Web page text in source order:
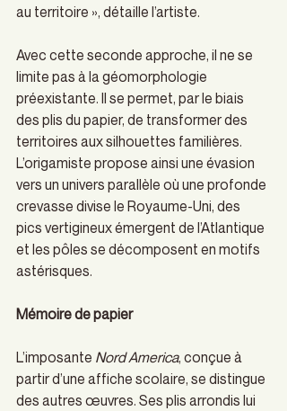
au territoire », détaille l’artiste.
Avec cette seconde approche, il ne se
limite pas à la géomorphologie
préexistante. Il se permet, par le biais
des plis du papier, de transformer des
territoires aux silhouettes familières.
L’origamiste propose ainsi une évasion
vers un univers parallèle où une profonde
crevasse divise le Royaume-Uni, des
pics vertigineux émergent de l’Atlantique
et les pôles se décomposent en motifs
astérisques.
Mémoire de papier
L’imposante Nord America, conçue à
partir d’une affiche scolaire, se distingue
des autres œuvres. Ses plis arrondis lui